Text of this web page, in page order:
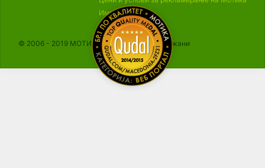
Импресум
© 2006 - 2019 МОТИКА, Сите права се задржани